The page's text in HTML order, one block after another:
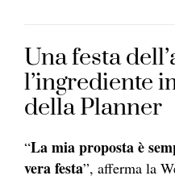
Una festa
l’ingrediente
della Planner
“La mia proposta è
vera festa”, afferma la